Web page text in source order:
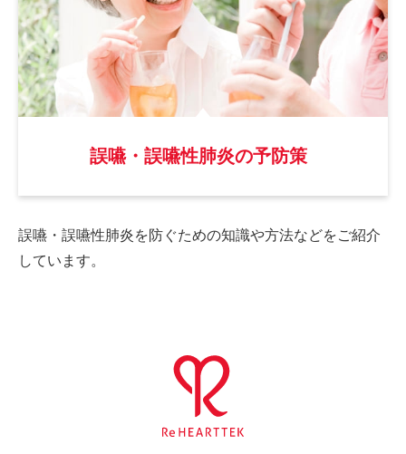
誤嚥・誤嚥性肺炎の予防策
誤嚥・誤嚥性肺炎を防ぐための知識や方法などをご紹介
しています。